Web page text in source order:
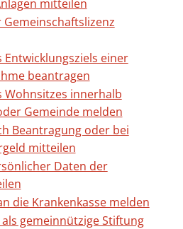
mitteilen
Entwicklungsziels einer
beantragen
Wohnsitzes innerhalb
Gemeinde melden
Beantragung oder bei
mitteilen
Daten der
die Krankenkasse melden
gemeinnützige Stiftung